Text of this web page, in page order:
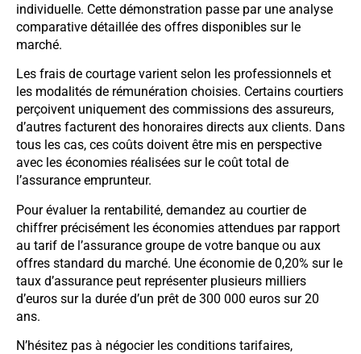
individuelle. Cette démonstration passe par une analyse
comparative détaillée des offres disponibles sur le
marché.
Les frais de courtage varient selon les professionnels et
les modalités de rémunération choisies. Certains courtiers
perçoivent uniquement des commissions des assureurs,
d’autres facturent des honoraires directs aux clients. Dans
tous les cas, ces coûts doivent être mis en perspective
avec les économies réalisées sur le coût total de
l’assurance emprunteur.
Pour évaluer la rentabilité, demandez au courtier de
chiffrer précisément les économies attendues par rapport
au tarif de l’assurance groupe de votre banque ou aux
offres standard du marché. Une économie de 0,20% sur le
taux d’assurance peut représenter plusieurs milliers
d’euros sur la durée d’un prêt de 300 000 euros sur 20
ans.
N’hésitez pas à négocier les conditions tarifaires,